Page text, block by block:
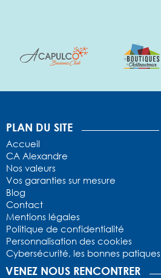
PLAN DU SITE
Accueil
CA Alexandre
Nos valeurs
Vos garanties sur mesure
Blog
Contact
Mentions légales
Politique de confidentialité
Personnalisation des cookies
Cybersécurité, les bonnes patiques
VENEZ NOUS RENCONTRER